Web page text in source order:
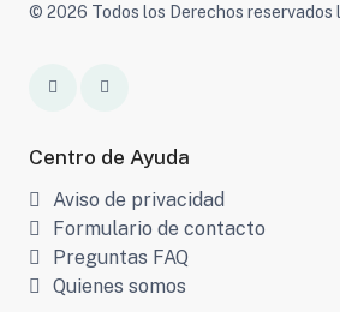
© 2026 Todos los Derechos reservados
Centro de Ayuda
Aviso de privacidad
Formulario de contacto
Preguntas FAQ
Quienes somos